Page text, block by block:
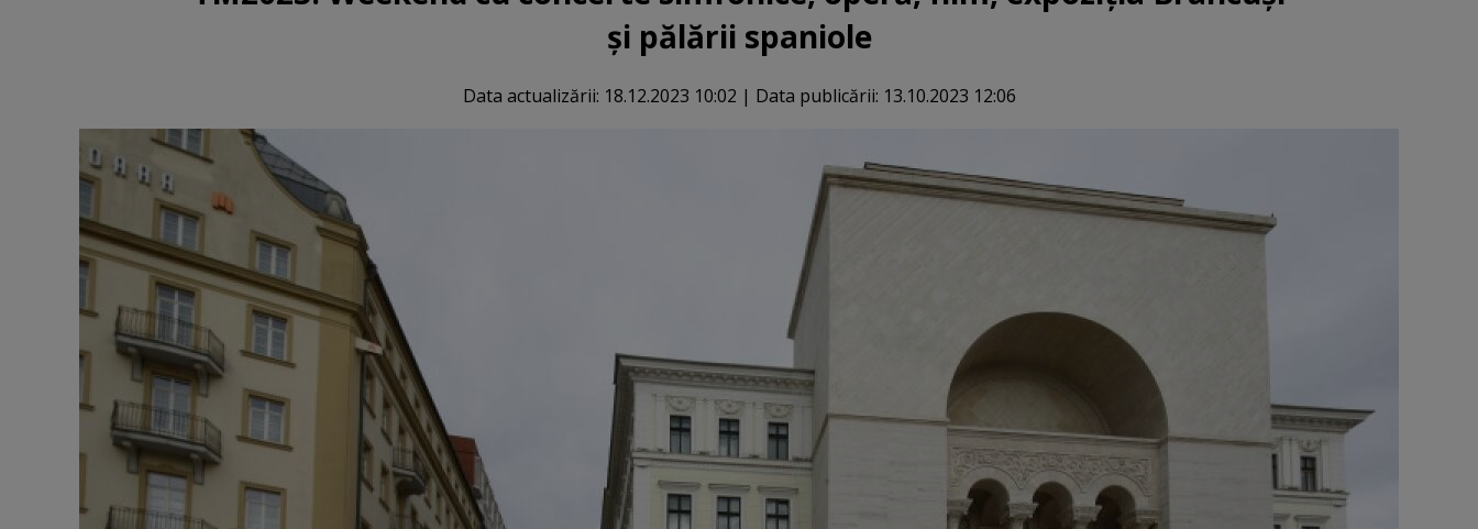
şi pălării spaniole
Data actualizării: 18.12.2023 10:02 | Data publicării: 13.10.2023 12:06